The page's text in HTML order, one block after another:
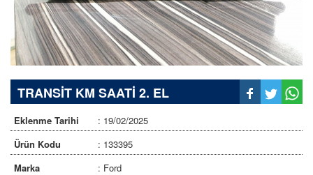
TRANSİT KM SAATİ 2. EL
Eklenme Tarihi
: 19/02/2025
Ürün Kodu
: 133395
Marka
: Ford